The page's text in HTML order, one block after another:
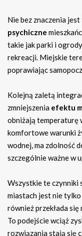
Nie bez znaczenia
psychiczne
takie jak parki i
rekreacji. Miejskie
poprawiając
Kolejną zaletą
zmniejszenia efektu
obniżają temperaturę
komfortowe warunki
wodnej, ma zdolność
szczególnie ważne w
Wszystkie te czynniki
miastach jest nie
również przekłada
To podejście wciąż
rozwiązania stają się